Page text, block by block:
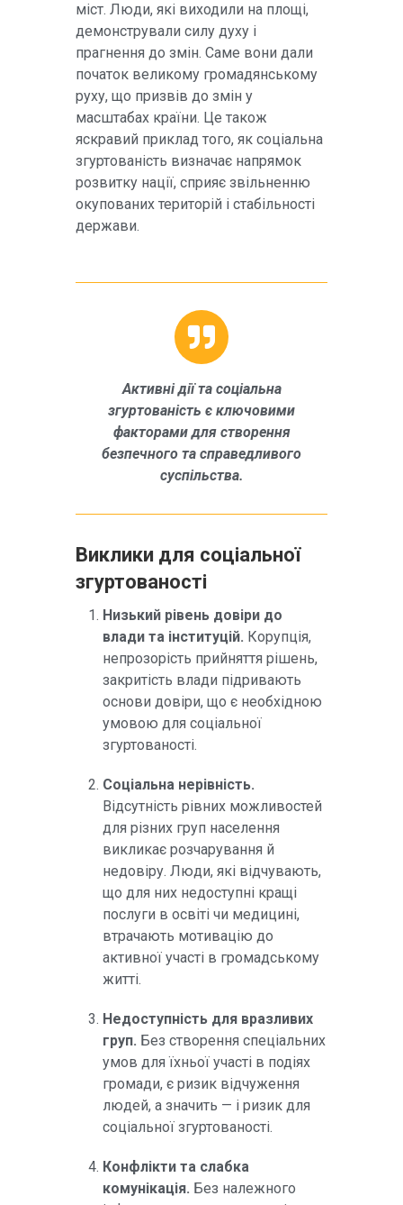
міст. Люди, які виходили на площі,
демонстрували силу духу і
прагнення до змін. Саме вони дали
початок великому громадянському
руху, що призвів до змін у
масштабах країни. Це також
яскравий приклад того, як соціальна
згуртованість визначає напрямок
розвитку нації, сприяє звільненню
окупованих територій і стабільності
держави.
Активні дії та соціальна
згуртованість є ключовими
факторами для створення
безпечного та справедливого
суспільства.
Виклики для соціальної
згуртованості
Низький рівень довіри до
влади та інституцій. Корупція,
непрозорість прийняття рішень,
закритість влади підривають
основи довіри, що є необхідною
умовою для соціальної
згуртованості.
Соціальна нерівність.
Відсутність рівних можливостей
для різних груп населення
викликає розчарування й
недовіру. Люди, які відчувають,
що для них недоступні кращі
послуги в освіті чи медицині,
втрачають мотивацію до
активної участі в громадському
житті.
Недоступність для вразливих
груп. Без створення спеціальних
умов для їхньої участі в подіях
громади, є ризик відчуження
людей, а значить — і ризик для
соціальної згуртованості.
Конфлікти та слабка
комунікація. Без належного